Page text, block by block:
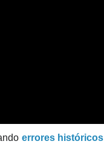
errores históricos